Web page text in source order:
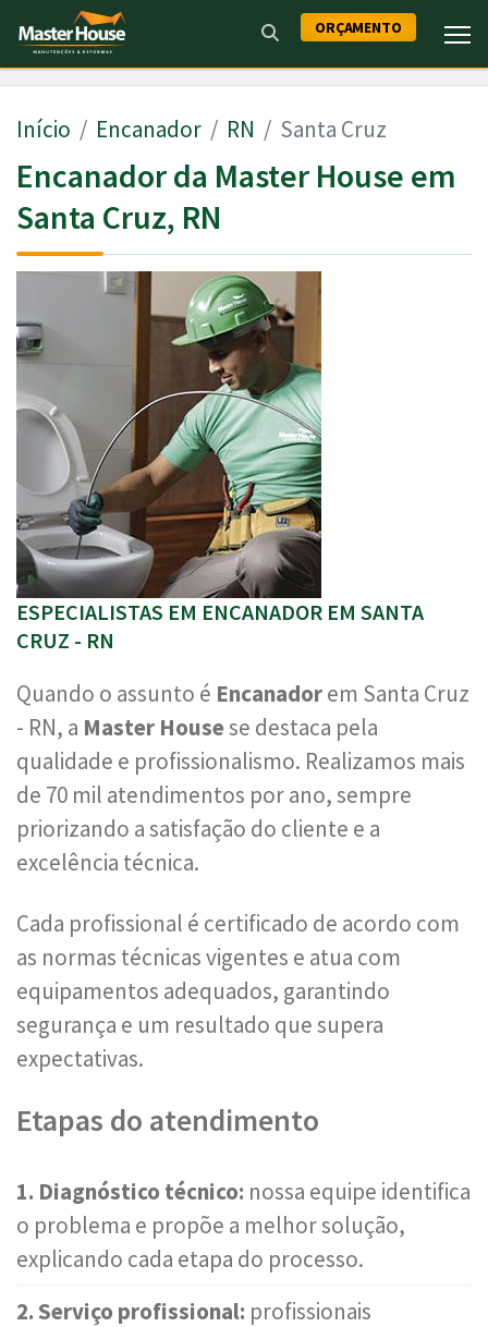
ORÇAMENTO
Início Encanador RN Santa Cruz
Encanador da Master House em
Santa Cruz, RN
ESPECIALISTAS EM ENCANADOR EM SANTA
CRUZ - RN
Quando o assunto é Encanadorem Santa Cruz
- RN, a Master Housese destaca pela
qualidade e profissionalismo. Realizamos mais
de 70 mil atendimentos por ano, sempre
priorizando a satisfação do cliente e a
excelência técnica.
Cada profissional é certificado de acordo com
as normas técnicas vigentes e atua com
equipamentos adequados, garantindo
segurança e um resultado que supera
expectativas.
Etapas do atendimento
1. Diagnóstico técnico: nossa equipe identifica
o problema e propõe a melhor solução,
explicando cada etapa do processo.
2. Serviço profissional: profissionais